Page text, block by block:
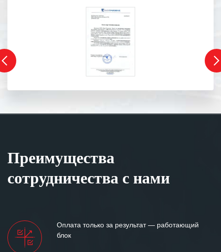
Преимущества
сотрудничества с нами
Оплата только за результат — работающий
блок